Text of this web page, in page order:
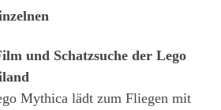
und Schatzsuche der Lego
Mythica lädt zum Fliegen mit